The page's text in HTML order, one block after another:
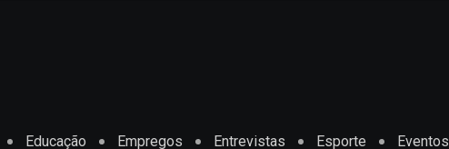
Educação Empregos Entrevistas Esporte Eventos